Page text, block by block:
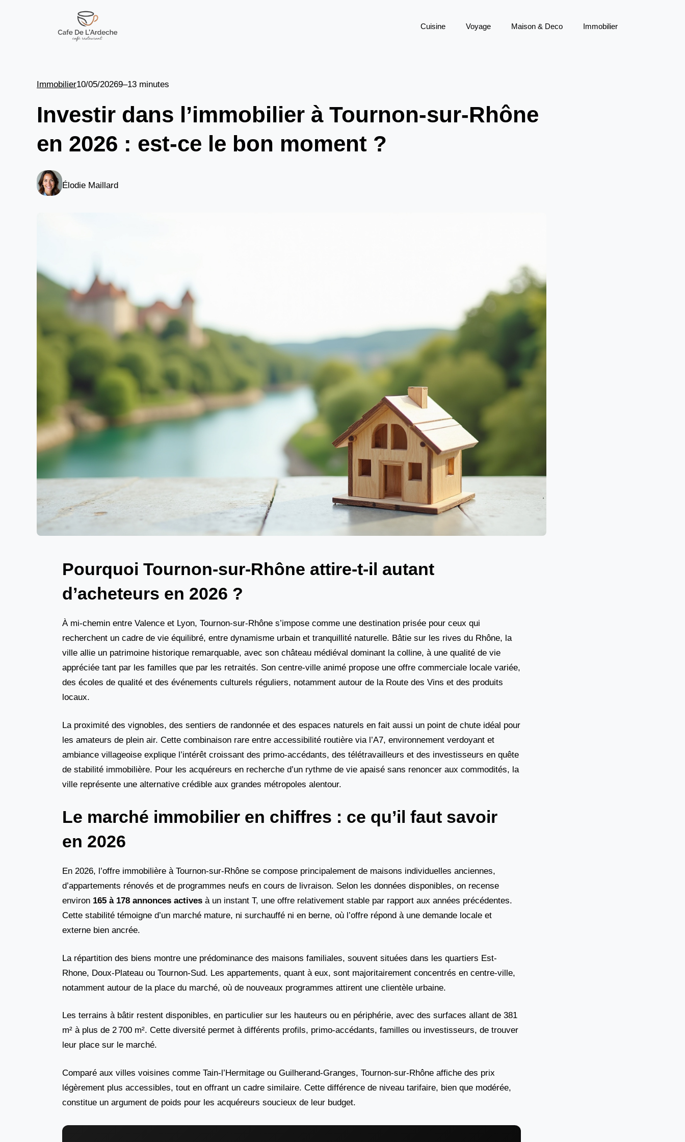
Cuisine Voyage Maison & Deco Immobilier
Immobilier10/05/20269–13 minutes
Investir dans l’immobilier à Tournon-sur-Rhône
en 2026 : est-ce le bon moment ?
Élodie Maillard
Pourquoi Tournon-sur-Rhône attire-t-il autant
d’acheteurs en 2026 ?
À mi-chemin entre Valence et Lyon, Tournon-sur-Rhône s’impose comme une destination prisée pour ceux qui
recherchent un cadre de vie équilibré, entre dynamisme urbain et tranquillité naturelle. Bâtie sur les rives du Rhône, la
ville allie un patrimoine historique remarquable, avec son château médiéval dominant la colline, à une qualité de vie
appréciée tant par les familles que par les retraités. Son centre-ville animé propose une offre commerciale locale variée,
des écoles de qualité et des événements culturels réguliers, notamment autour de la Route des Vins et des produits
locaux.
La proximité des vignobles, des sentiers de randonnée et des espaces naturels en fait aussi un point de chute idéal pour
les amateurs de plein air. Cette combinaison rare entre accessibilité routière via l’A7, environnement verdoyant et
ambiance villageoise explique l’intérêt croissant des primo-accédants, des télétravailleurs et des investisseurs en quête
de stabilité immobilière. Pour les acquéreurs en recherche d’un rythme de vie apaisé sans renoncer aux commodités, la
ville représente une alternative crédible aux grandes métropoles alentour.
Le marché immobilier en chiffres : ce qu’il faut savoir
en 2026
En 2026, l’offre immobilière à Tournon-sur-Rhône se compose principalement de maisons individuelles anciennes,
d’appartements rénovés et de programmes neufs en cours de livraison. Selon les données disponibles, on recense
environ 165 à 178 annonces actives à un instant T, une offre relativement stable par rapport aux années précédentes.
Cette stabilité témoigne d’un marché mature, ni surchauffé ni en berne, où l’offre répond à une demande locale et
externe bien ancrée.
La répartition des biens montre une prédominance des maisons familiales, souvent situées dans les quartiers Est-
Rhone, Doux-Plateau ou Tournon-Sud. Les appartements, quant à eux, sont majoritairement concentrés en centre-ville,
notamment autour de la place du marché, où de nouveaux programmes attirent une clientèle urbaine.
Les terrains à bâtir restent disponibles, en particulier sur les hauteurs ou en périphérie, avec des surfaces allant de 381
m² à plus de 2 700 m². Cette diversité permet à différents profils, primo-accédants, familles ou investisseurs, de trouver
leur place sur le marché.
Comparé aux villes voisines comme Tain-l’Hermitage ou Guilherand-Granges, Tournon-sur-Rhône affiche des prix
légèrement plus accessibles, tout en offrant un cadre similaire. Cette différence de niveau tarifaire, bien que modérée,
constitue un argument de poids pour les acquéreurs soucieux de leur budget.